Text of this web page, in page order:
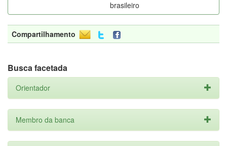
brasileiro
Compartilhamento
Busca facetada
Orientador
Membro da banca